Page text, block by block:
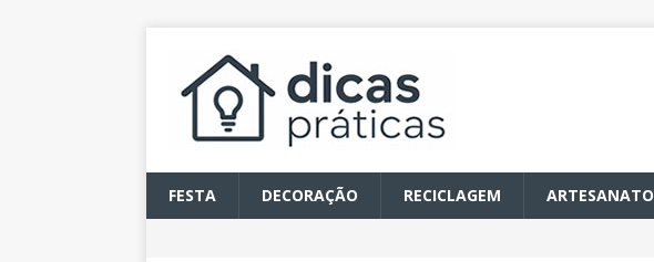
FESTA DECORAÇÃO RECICLAGEM ARTESANATO